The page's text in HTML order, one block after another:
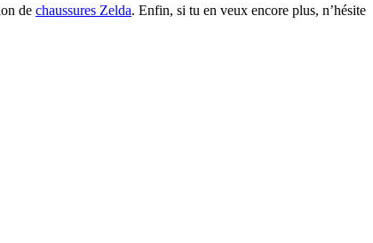
de chaussures Zelda. Enfin, si tu en veux encore plus, n’hésite